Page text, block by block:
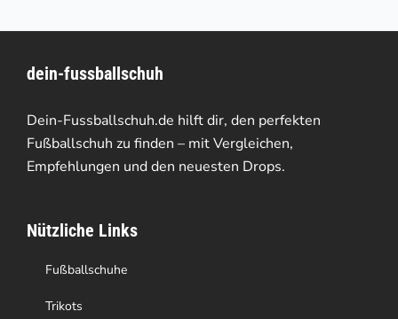
auf.
Die
Optionen
können
der
Produktseite
gewählt
dein-fussballschuh
Dein-Fussballschuh.de hilft dir, den perfekten
Fußballschuh zu finden – mit Vergleichen,
Empfehlungen und den neuesten Drops.
Nützliche Links
Fußballschuhe
Trikots